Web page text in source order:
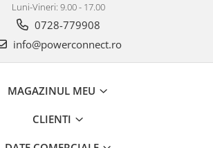
Luni-Vineri: 9.00 - 17.00
0728-779908
info@powerconnect.ro
MAGAZINUL MEU
CLIENTI